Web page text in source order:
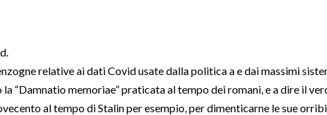
relative ai dati Covid usate dalla politica a e dai massimi
“Damnatio memoriae” praticata al tempo dei romani, e a dire il
al tempo di Stalin per esempio, per dimenticarne le sue